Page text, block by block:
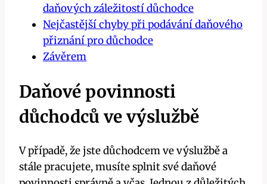
daňových záležitostí důchodce
Nejčastější chyby při podávání daňového
přiznání pro důchodce
Závěrem
Daňové povinnosti
důchodců ve výslužbě
V případě, že jste důchodcem ve výslužbě a
stále pracujete, musíte splnit své daňové